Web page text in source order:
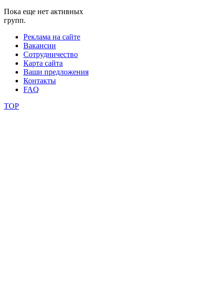
Пока еще нет активных
групп.
Реклама на сайте
Вакансии
Сотрудничество
Карта сайта
Ваши предложения
Контакты
FAQ
TOP